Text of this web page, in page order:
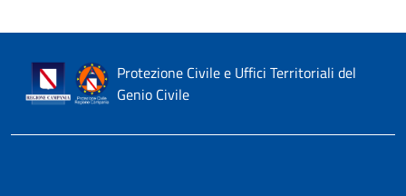
Protezione Civile e Uffici Territoriali del
Genio Civile